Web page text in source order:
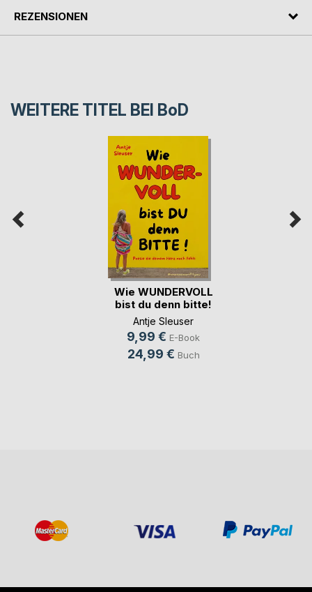
REZENSIONEN
WEITERE TITEL BEI BoD
Wie WUNDERVOLL
bist du denn bitte!
Antje Sleuser
9,99 € E-Book
24,99 € Buch